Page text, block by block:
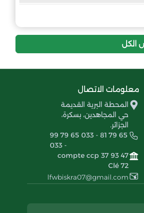
الكل
معلومات الاتصال
المحطة البرية القديمة
حي المجاهدين، بسكرة،
الجزائر.
99 79 65 033 - 81 79 65
033 -
compte ccp 37 93 47
Clé 72
lfwbiskra07@gmail.com